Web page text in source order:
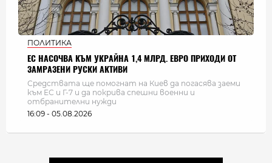
ПОЛИТИКА
ЕС НАСОЧВА КЪМ УКРАЙНА 1,4 МЛРД. ЕВРО ПРИХОДИ ОТ
ЗАМРАЗЕНИ РУСКИ АКТИВИ
Средствата ще помогнат на Киев да погасява заеми
към ЕС и Г-7 и да покрива спешни военни и
отбранителни нужди
16:09 - 05.08.2026